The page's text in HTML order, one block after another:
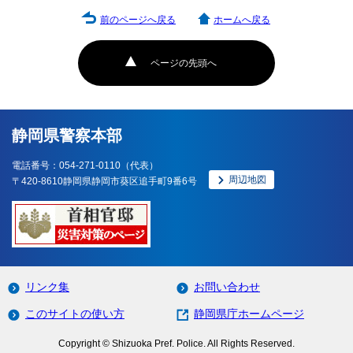
ページの先頭へ
前のページへ戻る ホームへ戻る
静岡県警察本部
電話番号：054-271-0110（代表）
〒420-8610静岡県静岡市葵区追手町9番6号
周辺地図
リンク集 お問い合わせ
このサイトの使い方 静岡県庁ホームページ
Copyright © Shizuoka Pref. Police. All Rights Reserved.